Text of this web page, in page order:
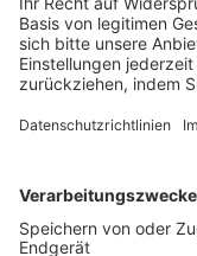
Login SpielPlus
FOLGE DEM
TOP-VEREINE